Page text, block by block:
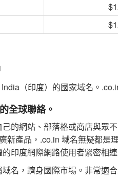
（印度）的國家域名。
全球聯絡。
的網站、部落格或商店與眾
新產品，.co.in 域名無疑都是
印度網際網路使用者緊密相
名，躋身國際市場。非常適